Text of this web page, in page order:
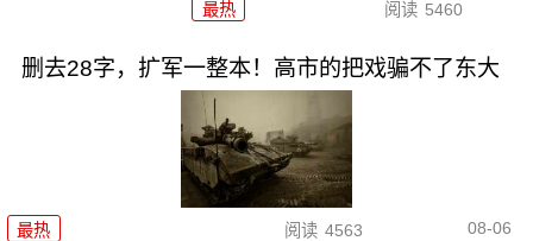
最热 阅读 5460
删去28字，扩军一整本！高市的把戏骗不了东大
最热 阅读 4563 08-06